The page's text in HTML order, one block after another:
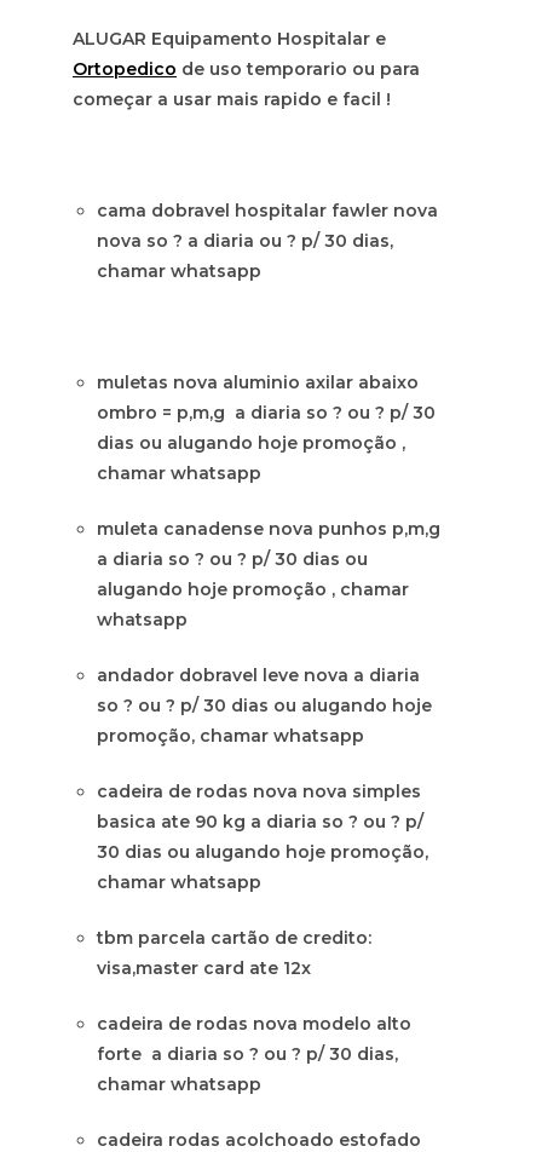
ALUGAR Equipamento Hospitalar e
Ortopedico de uso temporario ou para
começar a usar mais rapido e facil !
cama dobravel hospitalar fawler nova
nova so ? a diaria ou ? p/ 30 dias,
chamar whatsapp
muletas nova aluminio axilar abaixo
ombro = p,m,g a diaria so ? ou ? p/ 30
dias ou alugando hoje promoção ,
chamar whatsapp
muleta canadense nova punhos p,m,g
a diaria so ? ou ? p/ 30 dias ou
alugando hoje promoção , chamar
whatsapp
andador dobravel leve nova a diaria
so ? ou ? p/ 30 dias ou alugando hoje
promoção, chamar whatsapp
cadeira de rodas nova nova simples
basica ate 90 kg a diaria so ? ou ? p/
30 dias ou alugando hoje promoção,
chamar whatsapp
tbm parcela cartão de credito:
visa,master card ate 12x
cadeira de rodas nova modelo alto
forte a diaria so ? ou ? p/ 30 dias,
chamar whatsapp
cadeira rodas acolchoado estofado